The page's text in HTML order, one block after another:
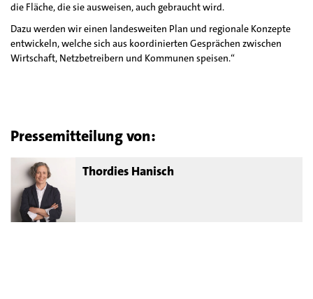
die Fläche, die sie ausweisen, auch gebraucht wird.
Dazu werden wir einen landesweiten Plan und regionale Konzepte
entwickeln, welche sich aus koordinierten Gesprächen zwischen
Wirtschaft, Netzbetreibern und Kommunen speisen.“
Pressemitteilung von:
Thordies Hanisch